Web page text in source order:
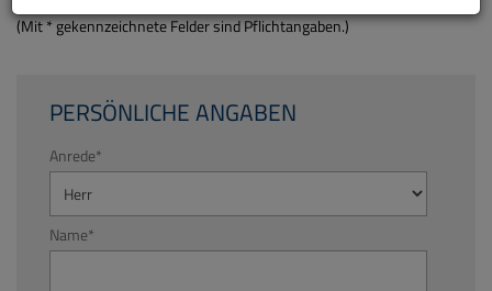
beantwortet werden können.
(Mit * gekennzeichnete Felder sind Pflichtangaben.)
PERSÖNLICHE ANGABEN
Anrede*
Name*